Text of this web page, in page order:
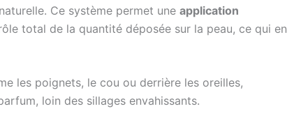
Ce système permet une application
total de la quantité déposée sur la peau, ce qui en
les poignets, le cou ou derrière les oreilles,
loin des sillages envahissants.